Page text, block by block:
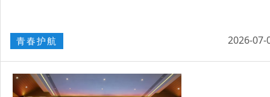
青春护航 2026-07-